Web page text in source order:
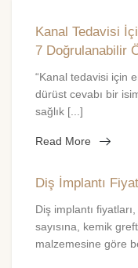
Kanal Tedavisi
7 Doğrulanabilir
“Kanal tedavisi için
dürüst cevabı bir
sağlık [...]
Read More
Diş İmplantı
Diş implantı
sayısına, kemik
malzemesine göre